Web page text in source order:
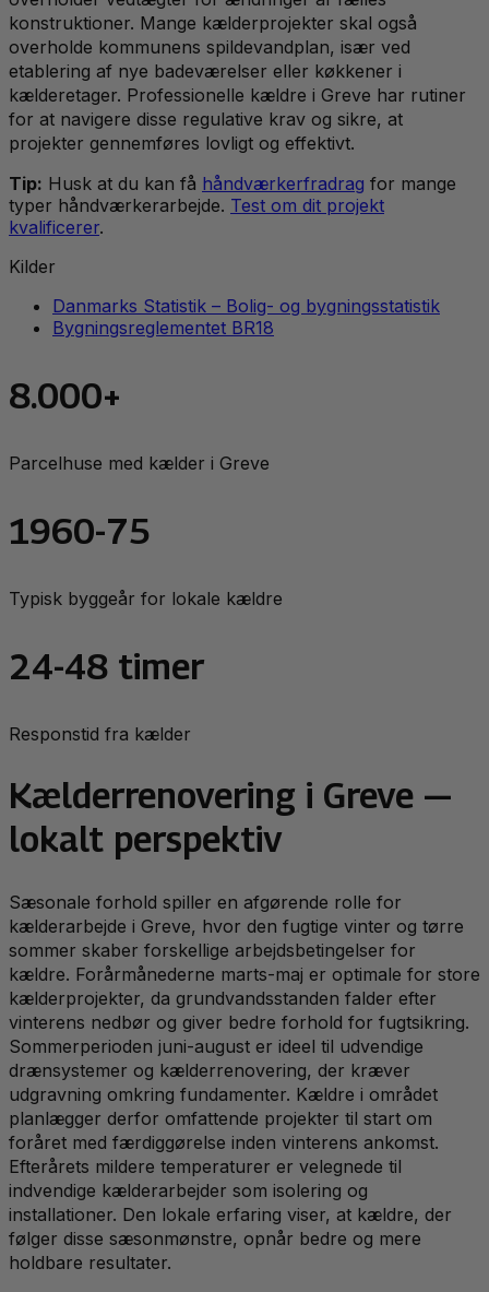
konstruktioner. Mange kælderprojekter skal også
overholde kommunens spildevandplan, især ved
etablering af nye badeværelser eller køkkener i
kælderetager. Professionelle kældre i Greve har rutiner
for at navigere disse regulative krav og sikre, at
projekter gennemføres lovligt og effektivt.
Tip: Husk at du kan få håndværkerfradrag for mange
typer håndværkerarbejde. Test om dit projekt
kvalificerer.
Kilder
Danmarks Statistik – Bolig- og bygningsstatistik
Bygningsreglementet BR18
8.000+
Parcelhuse med kælder i Greve
1960-75
Typisk byggeår for lokale kældre
24-48 timer
Responstid fra kælder
Kælderrenovering i Greve —
lokalt perspektiv
Sæsonale forhold spiller en afgørende rolle for
kælderarbejde i Greve, hvor den fugtige vinter og tørre
sommer skaber forskellige arbejdsbetingelser for
kældre. Forårmånederne marts-maj er optimale for store
kælderprojekter, da grundvandsstanden falder efter
vinterens nedbør og giver bedre forhold for fugtsikring.
Sommerperioden juni-august er ideel til udvendige
drænsystemer og kælderrenovering, der kræver
udgravning omkring fundamenter. Kældre i området
planlægger derfor omfattende projekter til start om
foråret med færdiggørelse inden vinterens ankomst.
Efterårets mildere temperaturer er velegnede til
indvendige kælderarbejder som isolering og
installationer. Den lokale erfaring viser, at kældre, der
følger disse sæsonmønstre, opnår bedre og mere
holdbare resultater.